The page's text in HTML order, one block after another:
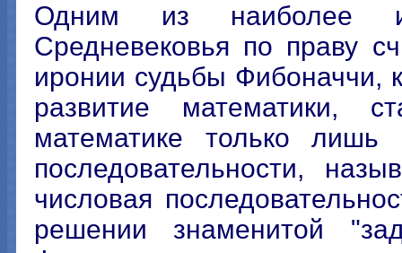
Одним из наиболее
Средневековья по праву
иронии судьбы Фибоначчи,
развитие математики,
математике только лишь
последовательности,
числовая
решении знаменитой